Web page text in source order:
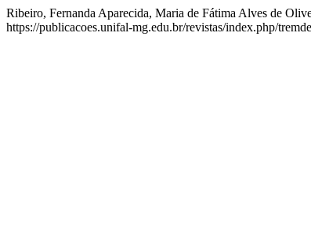
Ribeiro, Fernanda Aparecida, Maria de Fátima Alves de
https://publicacoes.unifal-mg.edu.br/revistas/index.php/